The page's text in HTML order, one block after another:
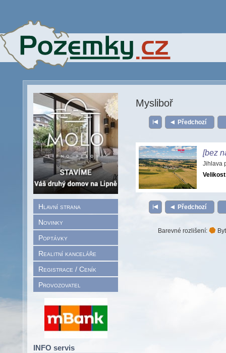
Hlavní strana
Novinky
Poptávky
Realitní kanceláře
Registrace / Ceník
Provozovatel
INFO servis
Mysliboř
Předchozí
[bez
Jihlava
Předchozí
Barevné rozlišení: